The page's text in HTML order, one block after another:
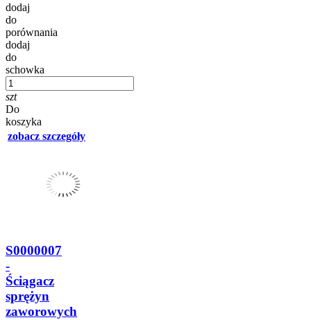
dodaj
do
porównania
dodaj
do
schowka
szt
Do
koszyka
zobacz szczegóły
S0000007
-
Ściągacz
sprężyn
zaworowych